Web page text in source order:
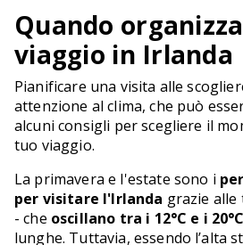
Quando
viaggio in Irlanda
Pianificare una visita alle
attenzione al clima, che può
alcuni consigli per scegliere il
tuo viaggio.
La primavera e l'estate sono i
per visitare l'Irlanda grazie
- che oscillano tra i 12°C e i 20°C
lunghe. Tuttavia, essendo l’alta